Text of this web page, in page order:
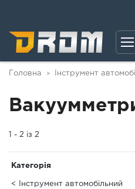
Головна > Інструмент
1 - 2 із 2
Категорія
Інструмент автомобільний